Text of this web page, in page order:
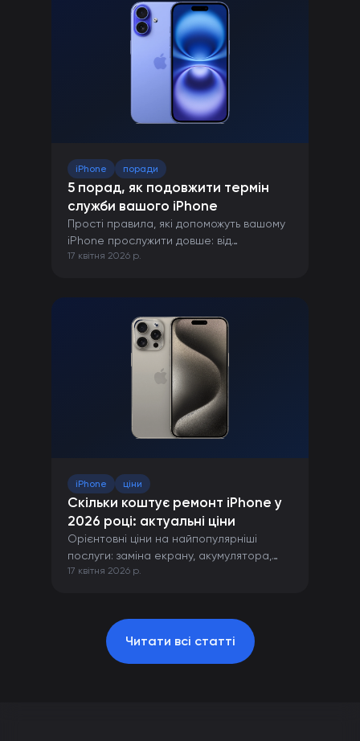
iPhone поради
5 порад, як подовжити термін
служби вашого iPhone
Прості правила, які допоможуть вашому
iPhone прослужити довше: від
правильної зарядки до захисту від
17 квітня 2026 р.
iPhone ціни
Скільки коштує ремонт iPhone у
2026 році: актуальні ціни
Орієнтовні ціни на найпопулярніші
послуги: заміна екрану, акумулятора,
камери та інших компонентів iPhone.
17 квітня 2026 р.
Читати всі статті